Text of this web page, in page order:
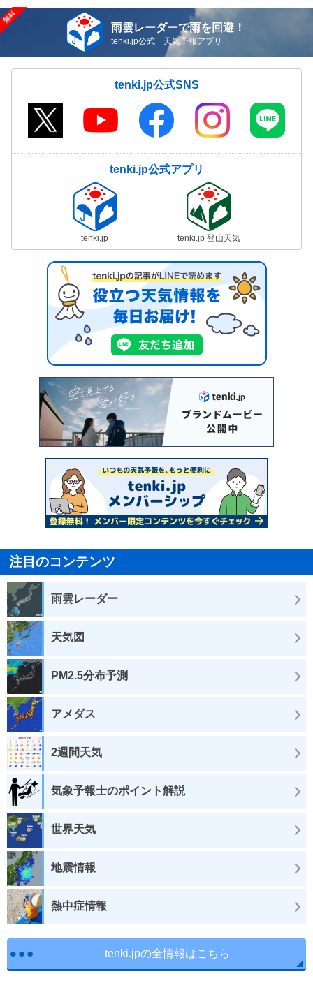
雨雲レーダーで雨を回避！
tenki.jp公式 天気予報アプリ
tenki.jp公式SNS
tenki.jp公式アプリ
tenki.jp tenki.jp 登山天気
注目のコンテンツ
雨雲レーダー
天気図
PM2.5分布予測
アメダス
2週間天気
気象予報士のポイント解説
世界天気
地震情報
熱中症情報
tenki.jpの全情報はこちら